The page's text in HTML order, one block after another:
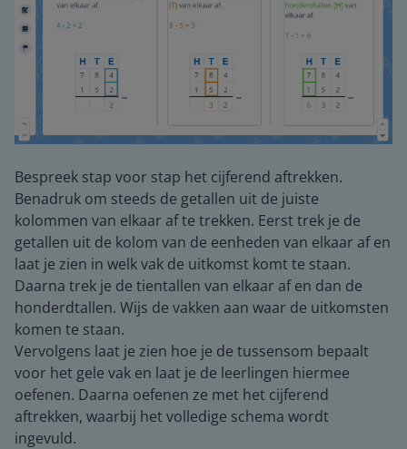
Bespreek stap voor stap het cijferend aftrekken.
Benadruk om steeds de getallen uit de juiste
kolommen van elkaar af te trekken. Eerst trek je de
getallen uit de kolom van de eenheden van elkaar af en
laat je zien in welk vak de uitkomst komt te staan.
Daarna trek je de tientallen van elkaar af en dan de
honderdtallen. Wijs de vakken aan waar de uitkomsten
komen te staan.
Vervolgens laat je zien hoe je de tussensom bepaalt
voor het gele vak en laat je de leerlingen hiermee
oefenen. Daarna oefenen ze met het cijferend
aftrekken, waarbij het volledige schema wordt
ingevuld.